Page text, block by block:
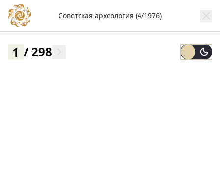
Советская археология (4/1976)
/ 298